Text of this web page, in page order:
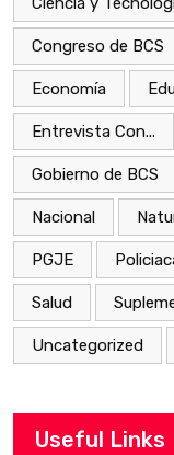
Congreso de BCS
Economía
Entrevista Con...
Gobierno de BCS
Nacional
PGJE
Salud
Uncategorized
Useful Links